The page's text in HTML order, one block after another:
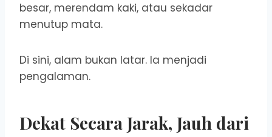
besar, merendam kaki, atau sekadar
menutup mata.
Di sini, alam bukan latar. Ia menjadi
pengalaman.
Dekat Secara Jarak, Jauh dari